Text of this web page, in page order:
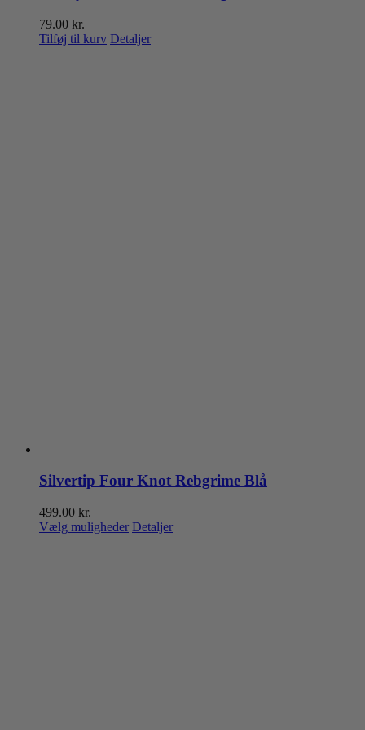
79.00 kr.
Tilføj til kurv Detaljer
Silvertip Four Knot Rebgrime Blå
499.00 kr.
Vælg muligheder Dette
Detaljer